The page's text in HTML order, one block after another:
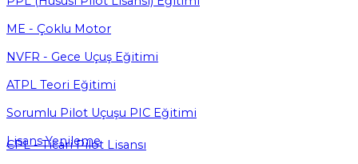
ME - Çoklu Motor
NVFR - Gece Uçuş Eğitimi
ATPL Teori Eğitimi
Sorumlu Pilot Uçuşu PIC Eğitimi
Lisans Yenileme
CPL - Ticari Pilot Lisansı